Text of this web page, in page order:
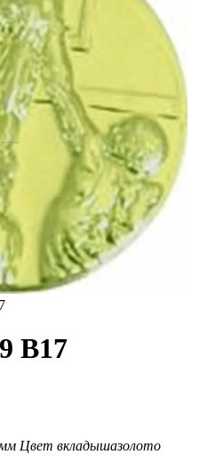
B17
Цвет вкладышазолото